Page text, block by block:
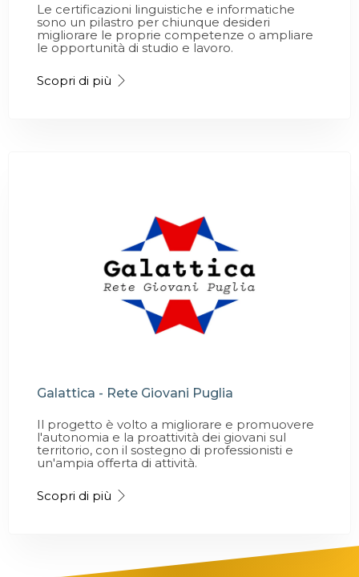
Le certificazioni linguistiche e informatiche
sono un pilastro per chiunque desideri
migliorare le proprie competenze o ampliare
le opportunità di studio e lavoro.
Scopri di più
Galattica - Rete Giovani Puglia
Il progetto è volto a migliorare e promuovere
l'autonomia e la proattività dei giovani sul
territorio, con il sostegno di professionisti e
un'ampia offerta di attività.
Scopri di più